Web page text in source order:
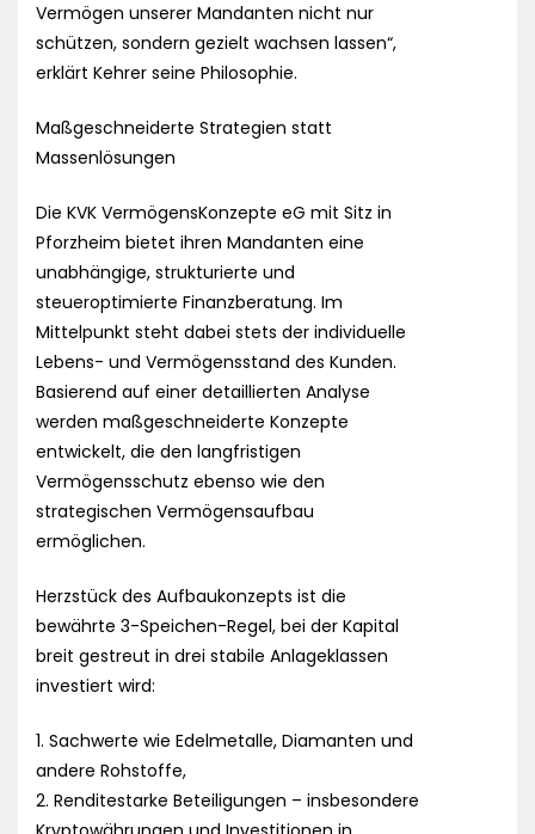
Vermögen unserer Mandanten nicht nur
schützen, sondern gezielt wachsen lassen“,
erklärt Kehrer seine Philosophie.
Maßgeschneiderte Strategien statt
Massenlösungen
Die KVK VermögensKonzepte eG mit Sitz in
Pforzheim bietet ihren Mandanten eine
unabhängige, strukturierte und
steueroptimierte Finanzberatung. Im
Mittelpunkt steht dabei stets der individuelle
Lebens- und Vermögensstand des Kunden.
Basierend auf einer detaillierten Analyse
werden maßgeschneiderte Konzepte
entwickelt, die den langfristigen
Vermögensschutz ebenso wie den
strategischen Vermögensaufbau
ermöglichen.
Herzstück des Aufbaukonzepts ist die
bewährte 3-Speichen-Regel, bei der Kapital
breit gestreut in drei stabile Anlageklassen
investiert wird:
1. Sachwerte wie Edelmetalle, Diamanten und
andere Rohstoffe,
2. Renditestarke Beteiligungen – insbesondere